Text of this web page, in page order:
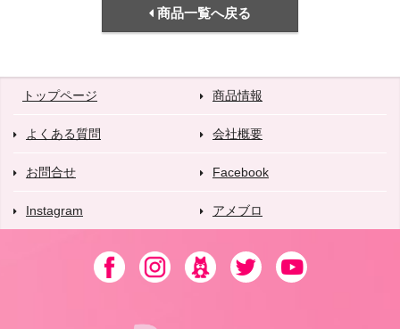
商品一覧へ戻る
トップページ 商品情報
よくある質問 会社概要
お問合せ Facebook
Instagram アメブロ